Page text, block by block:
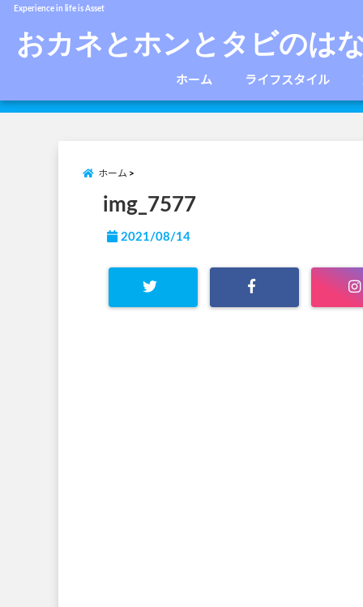
Experience in life is Asset
おカネとホンとタビのは
ホーム ライフスタイル
ホーム
img_7577
2021/08/14